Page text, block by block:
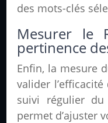
des mots-clés
Mesurer le
pertinence
Enfin, la mesure
valider
suivi régulier du
permet d’ajuster